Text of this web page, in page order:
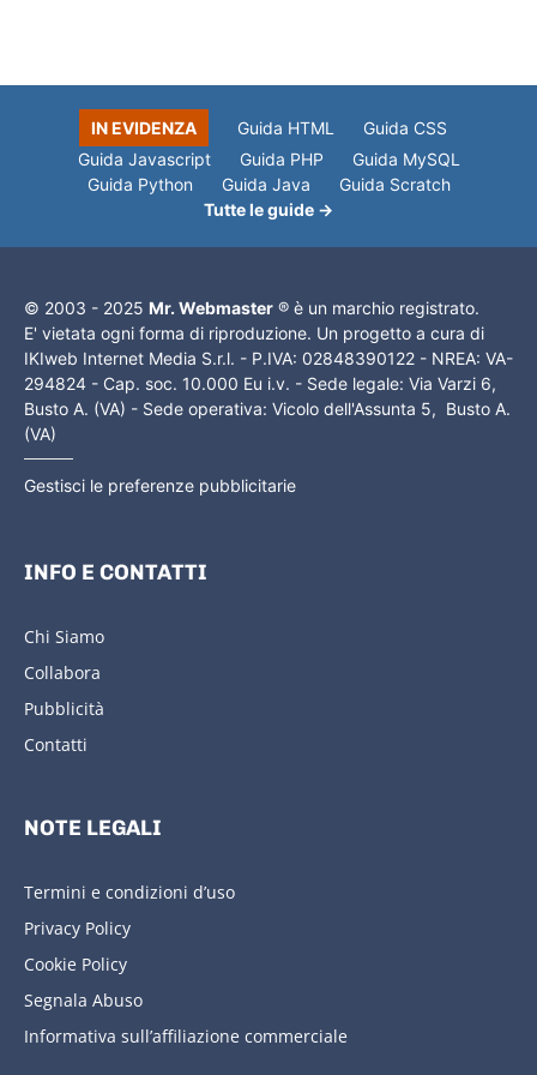
IN EVIDENZA Guida HTML
Guida CSS
Guida Javascript
Guida PHP
Guida MySQL
Guida Python
Guida Java
Guida Scratch
Tutte le guide →
© 2003 - 2025 Mr. Webmaster ® è un marchio registrato.
E' vietata ogni forma di riproduzione. Un progetto a cura di
IKIweb Internet Media S.r.l. - P.IVA: 02848390122 - NREA: VA-
294824 - Cap. soc. 10.000 Eu i.v. - Sede legale: Via Varzi 6,
Busto A. (VA) - Sede operativa: Vicolo dell'Assunta 5, Busto A.
(VA)
Gestisci le preferenze pubblicitarie
INFO E CONTATTI
Chi Siamo
Collabora
Pubblicità
Contatti
NOTE LEGALI
Termini e condizioni d’uso
Privacy Policy
Cookie Policy
Segnala Abuso
Informativa sull’affiliazione commerciale